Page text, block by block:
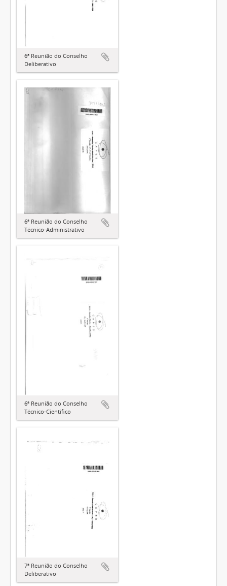
6ª Reunião do Conselho
Deliberativo
6ª Reunião do Conselho
Técnico-Administrativo
6ª Reunião do Conselho
Técnico-Científico
7ª Reunião do Conselho
Deliberativo